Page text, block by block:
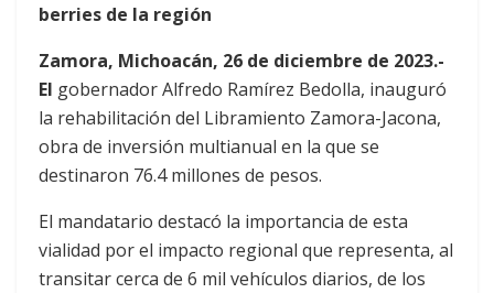
berries de la región
Zamora, Michoacán, 26 de diciembre de 2023.-
El gobernador Alfredo Ramírez Bedolla, inauguró
la rehabilitación del Libramiento Zamora-Jacona,
obra de inversión multianual en la que se
destinaron 76.4 millones de pesos.
El mandatario destacó la importancia de esta
vialidad por el impacto regional que representa, al
transitar cerca de 6 mil vehículos diarios, de los